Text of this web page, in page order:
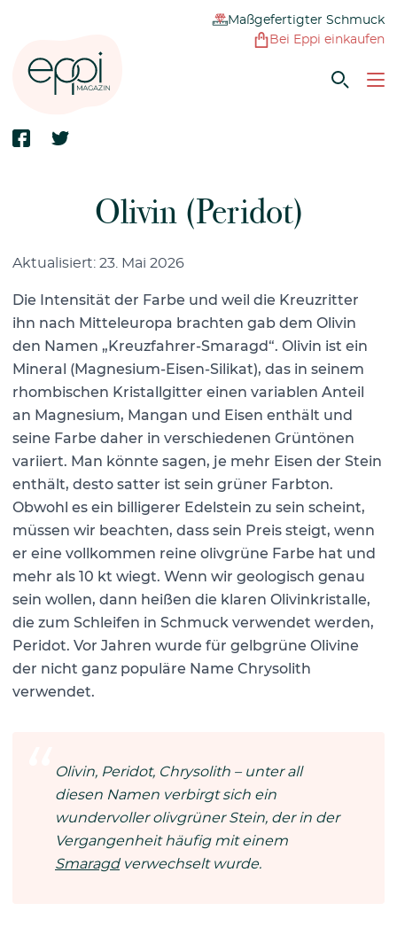
Maßgefertigter Schmuck
Bei Eppi einkaufen
Olivin (Peridot)
Aktualisiert: 23. Mai 2026
Die Intensität der Farbe und weil die Kreuzritter
ihn nach Mitteleuropa brachten gab dem Olivin
den Namen „Kreuzfahrer-Smaragd“. Olivin ist ein
Mineral (Magnesium-Eisen-Silikat), das in seinem
rhombischen Kristallgitter einen variablen Anteil
an Magnesium, Mangan und Eisen enthält und
seine Farbe daher in verschiedenen Grüntönen
variiert. Man könnte sagen, je mehr Eisen der Stein
enthält, desto satter ist sein grüner Farbton.
Obwohl es ein billigerer Edelstein zu sein scheint,
müssen wir beachten, dass sein Preis steigt, wenn
er eine vollkommen reine olivgrüne Farbe hat und
mehr als 10 kt wiegt. Wenn wir geologisch genau
sein wollen, dann heißen die klaren Olivinkristalle,
die zum Schleifen in Schmuck verwendet werden,
Peridot. Vor Jahren wurde für gelbgrüne Olivine
der nicht ganz populäre Name Chrysolith
verwendet.
Olivin, Peridot, Chrysolith – unter all
diesen Namen verbirgt sich ein
wundervoller olivgrüner Stein, der in der
Vergangenheit häufig mit einem
Smaragdverwechselt wurde.